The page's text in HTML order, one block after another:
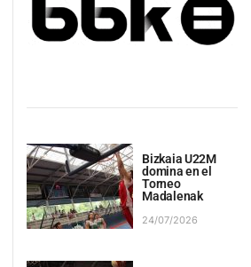
Bizkaia U22M
domina en el
Torneo
Madalenak
24/07/2026